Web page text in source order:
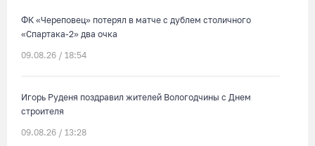
ФК «Череповец» потерял в матче с дублем столичного
«Спартака-2» два очка
09.08.26 / 18:54
Игорь Руденя поздравил жителей Вологодчины с Днем
строителя
09.08.26 / 13:28